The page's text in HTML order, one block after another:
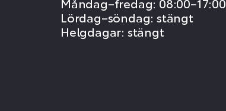
Lördag–söndag: stängt
Helgdagar: stängt